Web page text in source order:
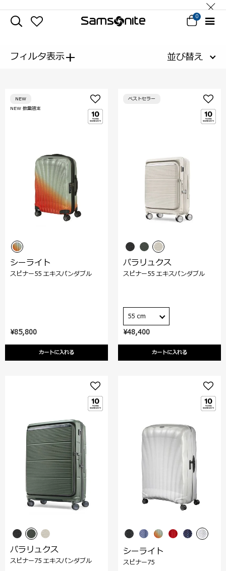
0
フィルタ表示+ 並び替え
¥85,800
カートに入れる
NEW 数量限定
NEW
シーライト
スピナー55 エキスパンダブル
¥48,400
カートに入れる
ベストセラー
パラリュクス
スピナー55 エキスパンダブル
55 cm
パラリュクス
スピナー75 エキスパンダブル
シーライト
スピナー75